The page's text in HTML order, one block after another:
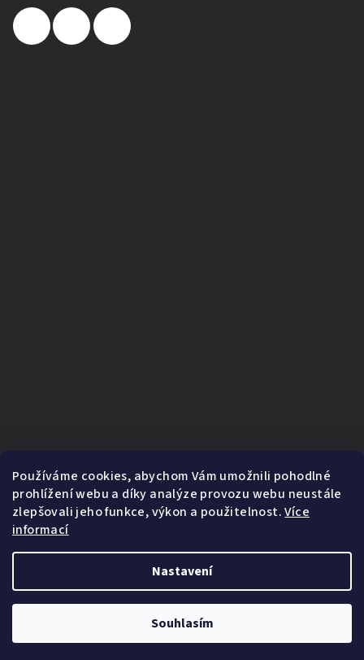
Používáme cookies, abychom Vám umožnili pohodlné
prohlížení webu a díky analýze provozu webu neustále
zlepšovali jeho funkce, výkon a použitelnost.Více
informací
Nastavení
Souhlasím
1
Vytvořil Shoptet